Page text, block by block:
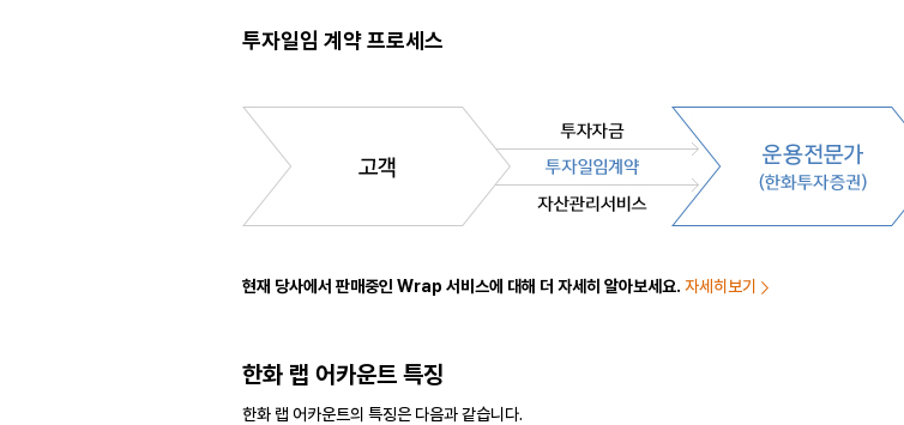
투자일임 계약 프로세스
현재 당사에서 판매중인 Wrap 서비스에 대해 더 자세히 알아보세요. 자세히보기
한화 랩 어카운트 특징
한화 랩 어카운트의 특징은 다음과 같습니다.